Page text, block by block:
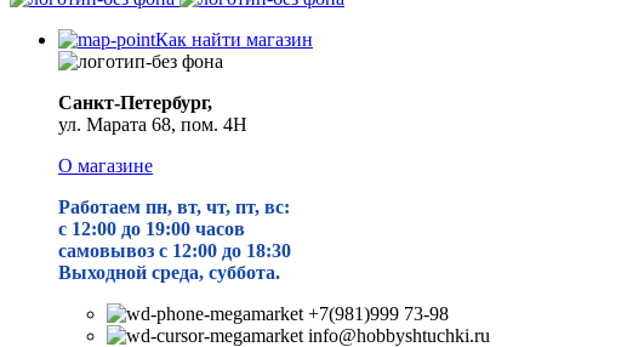
Как найти магазин
Санкт-Петербург,
ул. Марата 68, пом. 4Н
О магазине
Работаем пн, вт, чт, пт, вс:
с 12:00 до 19:00 часов
самовывоз с 12:00 до 18:30
Выходной среда, суббота.
+7(981)999 73-98
info@hobbyshtuchki.ru